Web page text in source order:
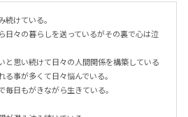
続けている。
日々の暮らしを送っているがその裏で心は泣
と思い続けて日々の人間関係を構築している
事が多くて日々悩んでいる。
日もがきながら生きている。